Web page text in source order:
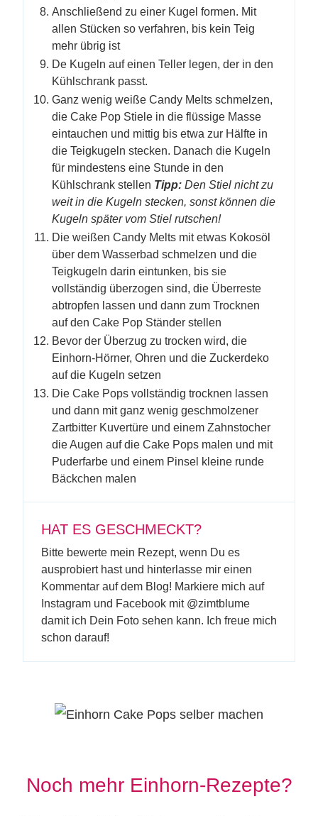
Anschließend zu einer Kugel formen. Mit
allen Stücken so verfahren, bis kein Teig
mehr übrig ist
De Kugeln auf einen Teller legen, der in den
Kühlschrank passt.
Ganz wenig weiße Candy Melts schmelzen,
die Cake Pop Stiele in die flüssige Masse
eintauchen und mittig bis etwa zur Hälfte in
die Teigkugeln stecken. Danach die Kugeln
für mindestens eine Stunde in den
Kühlschrank stellen Tipp: Den Stiel nicht zu
weit in die Kugeln stecken, sonst können die
Kugeln später vom Stiel rutschen!
Die weißen Candy Melts mit etwas Kokosöl
über dem Wasserbad schmelzen und die
Teigkugeln darin eintunken, bis sie
vollständig überzogen sind, die Überreste
abtropfen lassen und dann zum Trocknen
auf den Cake Pop Ständer stellen
Bevor der Überzug zu trocken wird, die
Einhorn-Hörner, Ohren und die Zuckerdeko
auf die Kugeln setzen
Die Cake Pops vollständig trocknen lassen
und dann mit ganz wenig geschmolzener
Zartbitter Kuvertüre und einem Zahnstocher
die Augen auf die Cake Pops malen und mit
Puderfarbe und einem Pinsel kleine runde
Bäckchen malen
HAT ES GESCHMECKT?
Bitte bewerte mein Rezept, wenn Du es
ausprobiert hast und hinterlasse mir einen
Kommentar auf dem Blog! Markiere mich auf
Instagram und Facebook mit @zimtblume
damit ich Dein Foto sehen kann. Ich freue mich
schon darauf!
Noch mehr Einhorn-Rezepte?